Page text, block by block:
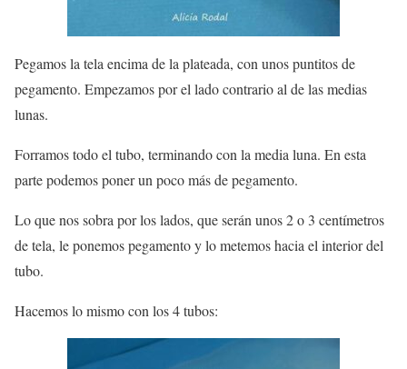
Pegamos la tela encima de la plateada, con unos puntitos de
pegamento. Empezamos por el lado contrario al de las medias
lunas.
Forramos todo el tubo, terminando con la media luna. En esta
parte podemos poner un poco más de pegamento.
Lo que nos sobra por los lados, que serán unos 2 o 3 centímetros
de tela, le ponemos pegamento y lo metemos hacia el interior del
tubo.
Hacemos lo mismo con los 4 tubos: